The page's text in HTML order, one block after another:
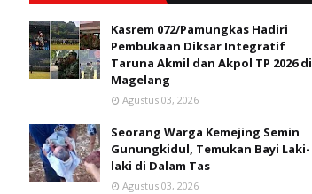
Kasrem 072/Pamungkas Hadiri
Pembukaan Diksar Integratif
Taruna Akmil dan Akpol TP 2026 di
Magelang
Agustus 03, 2026
Seorang Warga Kemejing Semin
Gunungkidul, Temukan Bayi Laki-
laki di Dalam Tas
Agustus 03, 2026